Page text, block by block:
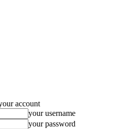
account
your username
your password